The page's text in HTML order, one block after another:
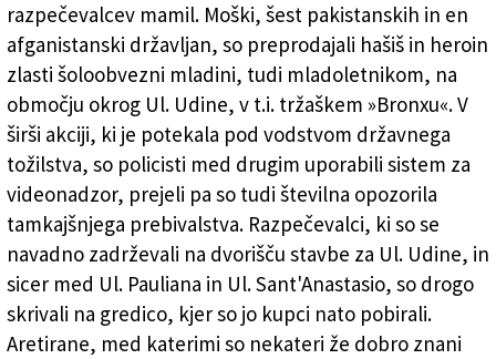
V tržaškem »Bronxu« aretirali 7 razpečevalcev mamil
razpečevalcev mamil. Moški, šest pakistanskih in en
afganistanski državljan, so preprodajali hašiš in heroin
zlasti šoloobvezni mladini, tudi mladoletnikom, na
območju okrog Ul. Udine, v t.i. tržaškem »Bronxu«. V
širši akciji, ki je potekala pod vodstvom državnega
tožilstva, so policisti med drugim uporabili sistem za
videonadzor, prejeli pa so tudi številna opozorila
tamkajšnjega prebivalstva. Razpečevalci, ki so se
navadno zadrževali na dvorišču stavbe za Ul. Udine, in
sicer med Ul. Pauliana in Ul. Sant'Anastasio, so drogo
skrivali na gredico, kjer so jo kupci nato pobirali.
Aretirane, med katerimi so nekateri že dobro znani